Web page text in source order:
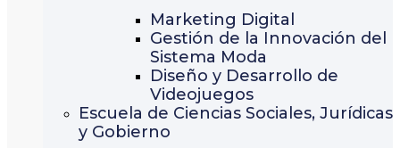
Marketing Digital
Gestión de la Innovación del
Sistema Moda
Diseño y Desarrollo de
Videojuegos
Escuela de Ciencias Sociales, Jurídicas
y Gobierno